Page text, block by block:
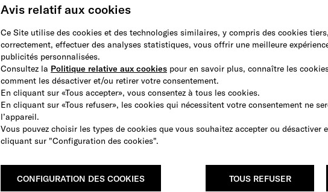
Avis relatif aux cookies
Ce Site utilise des cookies et des technologies similaires, y compris des cookies
correctement, effectuer des analyses statistiques, vous offrir une meilleure
publicités personnalisées.
Consultez la Politique relative aux cookies pour en savoir plus, connaître les
comment les désactiver et/ou retirer votre consentement.
En cliquant sur «Tous accepter», vous consentez à tous les cookies.
En cliquant sur «Tous refuser», les cookies qui nécessitent votre consentement ne
l’appareil.
Vous pouvez choisir les types de cookies que vous souhaitez accepter ou désactiver
cliquant sur "Configuration des cookies".
TOUS REFUSER
CONFIGURATION DES COOKIES